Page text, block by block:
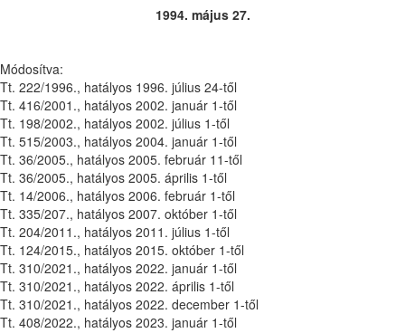
1994. május 27.
Módosítva:
Tt. 222/1996., hatályos 1996. július 24-től
Tt. 416/2001., hatályos 2002. január 1-től
Tt. 198/2002., hatályos 2002. július 1-től
Tt. 515/2003., hatályos 2004. január 1-től
Tt. 36/2005., hatályos 2005. február 11-től
Tt. 36/2005., hatályos 2005. április 1-től
Tt. 14/2006., hatályos 2006. február 1-től
Tt. 335/207., hatályos 2007. október 1-től
Tt. 204/2011., hatályos 2011. július 1-től
Tt. 124/2015., hatályos 2015. október 1-től
Tt. 310/2021., hatályos 2022. január 1-től
Tt. 310/2021., hatályos 2022. április 1-től
Tt. 310/2021., hatályos 2022. december 1-től
Tt. 408/2022., hatályos 2023. január 1-től